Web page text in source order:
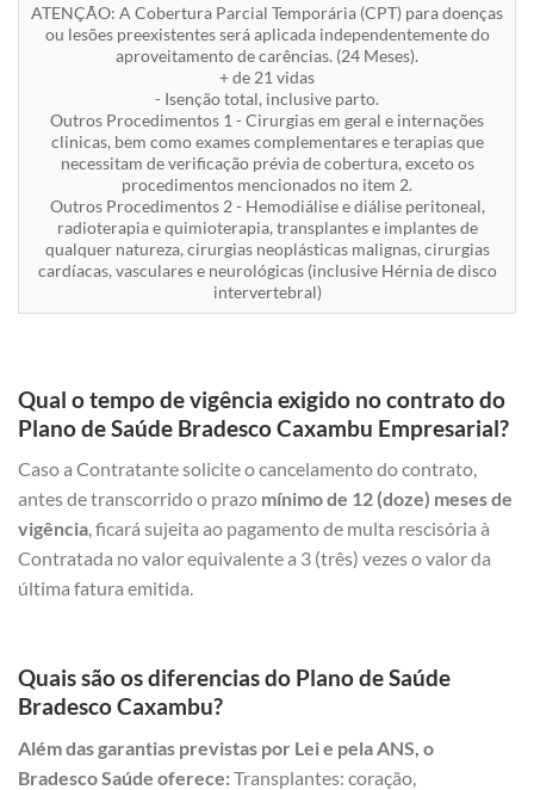
ATENÇÃO: A Cobertura Parcial Temporária (CPT) para doenças
ou lesões preexistentes será aplicada independentemente do
aproveitamento de carências. (24 Meses).
+ de 21 vidas
- Isenção total, inclusive parto.
Outros Procedimentos 1 - Cirurgias em geral e internações
clinicas, bem como exames complementares e terapias que
necessitam de verificação prévia de cobertura, exceto os
procedimentos mencionados no item 2.
Outros Procedimentos 2 - Hemodiálise e diálise peritoneal,
radioterapia e quimioterapia, transplantes e implantes de
qualquer natureza, cirurgias neoplásticas malignas, cirurgias
cardíacas, vasculares e neurológicas (inclusive Hérnia de disco
intervertebral)
Qual o tempo de vigência exigido no contrato do
Plano de Saúde Bradesco Caxambu Empresarial?
Caso a Contratante solicite o cancelamento do contrato,
antes de transcorrido o prazo mínimo de 12 (doze) meses de
vigência, ficará sujeita ao pagamento de multa rescisória à
Contratada no valor equivalente a 3 (três) vezes o valor da
última fatura emitida.
Quais são os diferencias do Plano de Saúde
Bradesco Caxambu?
Além das garantias previstas por Lei e pela ANS, o
Bradesco Saúde oferece:Transplantes: coração,